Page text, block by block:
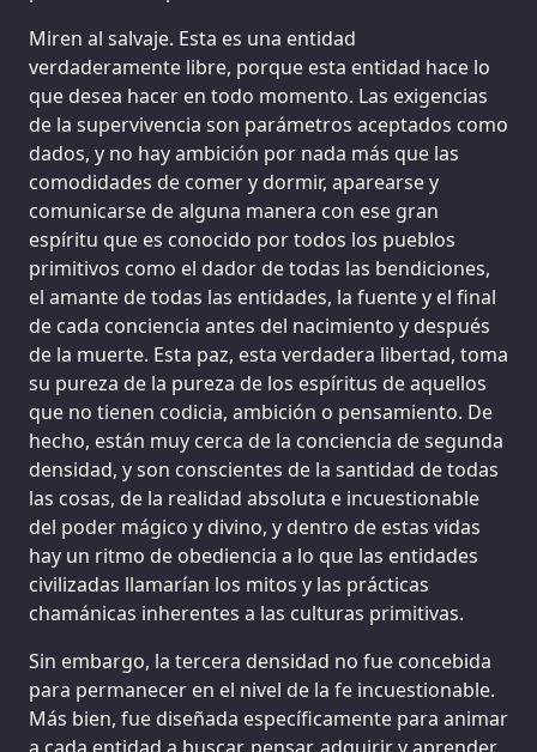
Miren al salvaje. Esta es una entidad
verdaderamente libre, porque esta entidad hace lo
que desea hacer en todo momento. Las exigencias
de la supervivencia son parámetros aceptados como
dados, y no hay ambición por nada más que las
comodidades de comer y dormir, aparearse y
comunicarse de alguna manera con ese gran
espíritu que es conocido por todos los pueblos
primitivos como el dador de todas las bendiciones,
el amante de todas las entidades, la fuente y el final
de cada conciencia antes del nacimiento y después
de la muerte. Esta paz, esta verdadera libertad, toma
su pureza de la pureza de los espíritus de aquellos
que no tienen codicia, ambición o pensamiento. De
hecho, están muy cerca de la conciencia de segunda
densidad, y son conscientes de la santidad de todas
las cosas, de la realidad absoluta e incuestionable
del poder mágico y divino, y dentro de estas vidas
hay un ritmo de obediencia a lo que las entidades
civilizadas llamarían los mitos y las prácticas
chamánicas inherentes a las culturas primitivas.
Sin embargo, la tercera densidad no fue concebida
para permanecer en el nivel de la fe incuestionable.
Más bien, fue diseñada específicamente para animar